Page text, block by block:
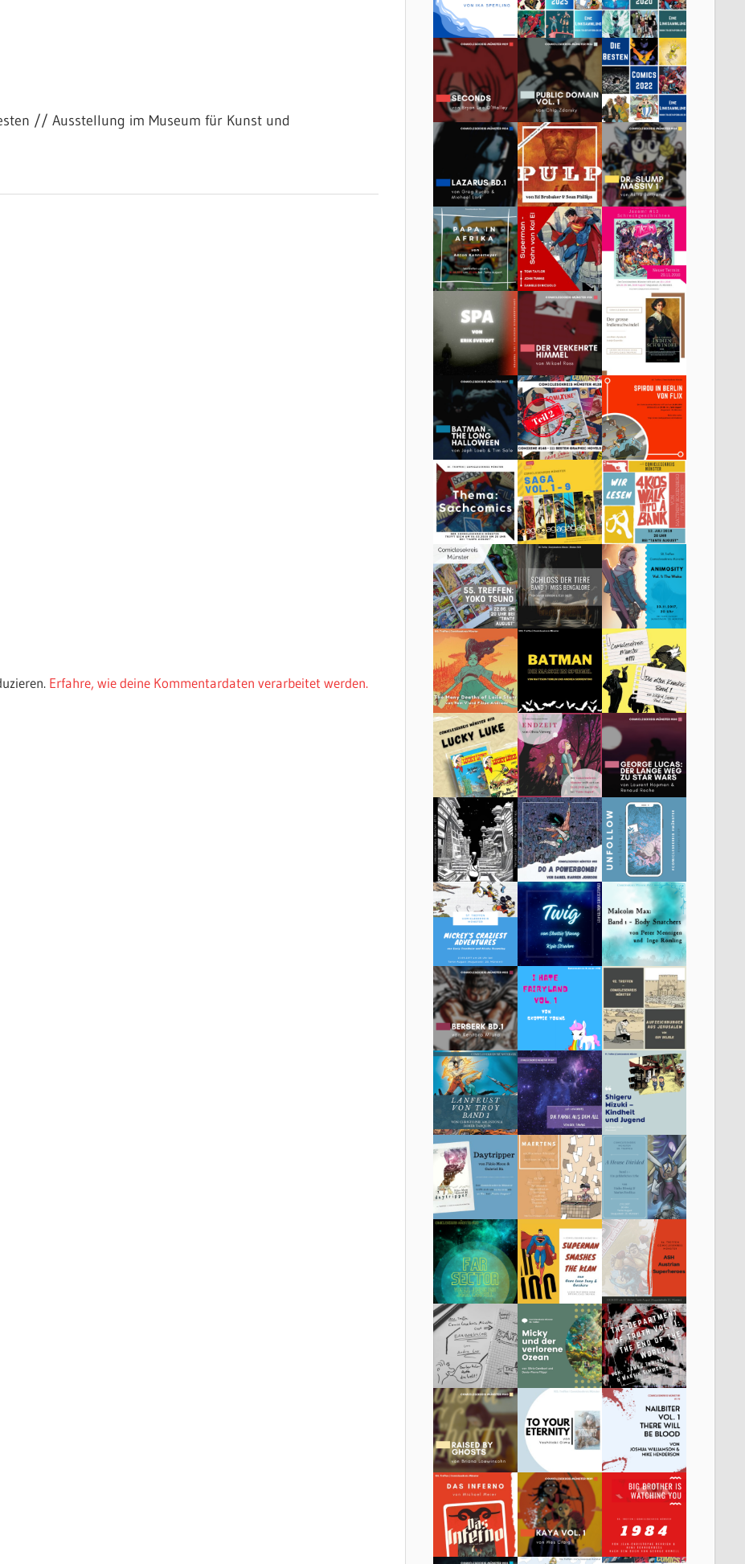
// Ausstellung im Museum für Kunst und
Erfahre, wie deine Kommentardaten verarbeitet werden.